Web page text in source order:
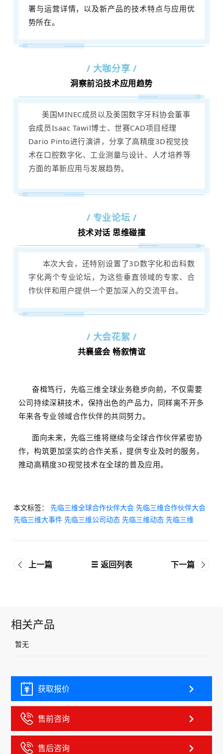
署与运营详情，以及新产品的技术特点与应用优
势所在。
/ 大咖分享 /
洞察前沿技术应用趋势
美国MINEC成员以及美国数字牙科协会董事
会成员Isaac Tawil博士、世赛CAD项目经理
Dario Pinto进行演讲，分享了高精度3D视觉技
术在口腔数字化、工业测量与设计、人才培养等
方面的革新应用与发展趋势。
/ 专业论坛 /
技术对话 思维碰撞
本次大会，还特别设置了3D数字化和齿科数
字化两个专业论坛，为这些垂直领域的专家、合
作伙伴和用户提供一个更加深入的交流平台。
/ 大会花絮 /
共襄盛会 畅叙情谊
奋楫笃行，先临三维全球业务稳步向前，不仅需要
公司持续深耕技术，保持出色的产品力，同样离不开多
年来各专业领域合作伙伴的共同努力。
面向未来，先临三维将继续与全球合作伙伴紧密协
作，构筑更加坚实的合作关系，提供专业及时的服务，
推动高精度3D视觉技术在全球的普及应用。
本文标签： 先临三维全球合作伙伴大会 先临三维合作伙伴大会
先临三维大事件 先临三维公司动态 先临三维动态 先临三维
上一篇 返回列表 下一篇
相关产品
暂无
获取报价
售前咨询
售后咨询